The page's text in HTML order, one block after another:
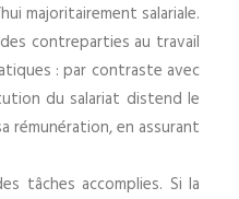
majoritairement salariale.
contreparties au travail
: par contraste avec
du salariat distend le
rémunération, en assurant
tâches accomplies. Si la